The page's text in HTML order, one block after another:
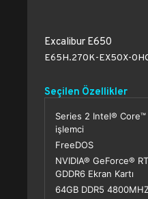
Excalibur E650
E65H.270K-EX50X-
Seçilen Özellikler
Series 2 Intel®
işlemci
FreeDOS
NVIDIA® GeForce®
GDDR6 Ekran Kartı
64GB DDR5